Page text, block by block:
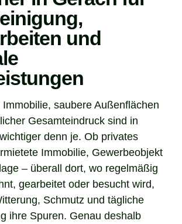
und
saubere Außenflächen
Gesamteindruck sind in
denn je. Ob privates
Immobilie, Gewerbeobjekt
– überall dort, wo regelmäßig
gearbeitet oder besucht wird,
Schmutz und tägliche
ihre Spuren. Genau deshalb